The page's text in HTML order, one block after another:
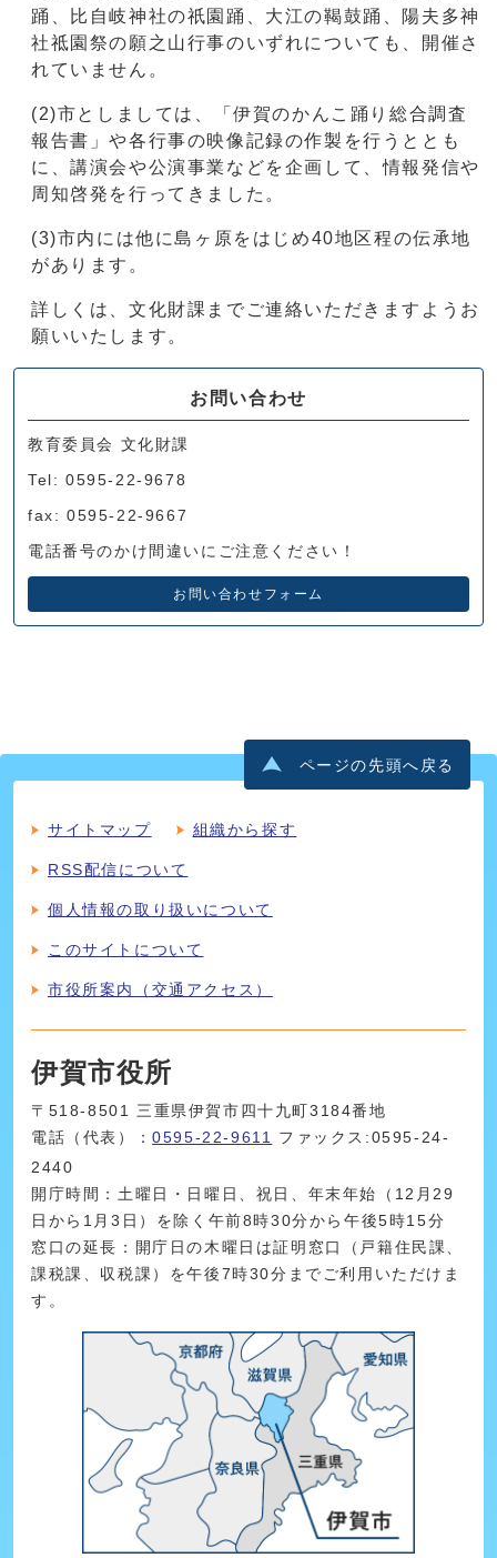
踊、比自岐神社の祇園踊、大江の鞨鼓踊、陽夫多神
社祗園祭の願之山行事のいずれについても、開催さ
れていません。
(2)市としましては、「伊賀のかんこ踊り総合調査
報告書」や各行事の映像記録の作製を行うととも
に、講演会や公演事業などを企画して、情報発信や
周知啓発を行ってきました。
(3)市内には他に島ヶ原をはじめ40地区程の伝承地
があります。
詳しくは、文化財課までご連絡いただきますようお
願いいたします。
お問い合わせ
教育委員会 文化財課
Tel: 0595-22-9678
fax: 0595-22-9667
電話番号のかけ間違いにご注意ください！
お問い合わせフォーム
ページの先頭へ戻る
サイトマップ 組織から探す
RSS配信について
個人情報の取り扱いについて
このサイトについて
市役所案内（交通アクセス）
伊賀市役所
〒518-8501 三重県伊賀市四十九町3184番地
電話（代表）：0595-22-9611
ファックス:0595-24-
2440
開庁時間：土曜日・日曜日、祝日、年末年始（12月29
日から1月3日）を除く午前8時30分から午後5時15分
窓口の延長：開庁日の木曜日は証明窓口（戸籍住民課、
課税課、収税課）を午後7時30分までご利用いただけま
す。